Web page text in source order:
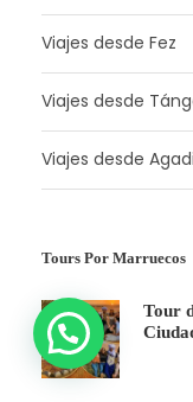
Viajes desde Fez
Viajes desde
Viajes desde
Tours Por Marruecos
Tour